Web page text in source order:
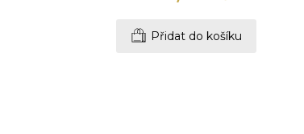
Přidat do košíku